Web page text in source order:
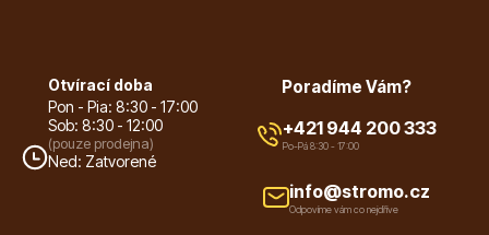
Otvírací doba
Pon - Pia: 8:30 - 17:00
Sob: 8:30 - 12:00
(pouze prodejna)
Ned: Zatvorené
Poradíme Vám?
+421 944 200 333
Po-Pá 8:30 - 17:00
info@stromo.cz
Odpovíme vám co nejdříve